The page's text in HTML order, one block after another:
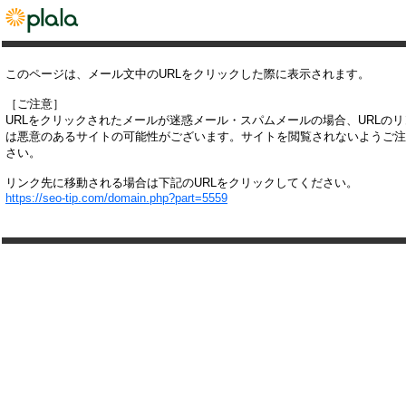
このページは、メール文中のURLをクリックした際に表示されます。
［ご注意］
URLをクリックされたメールが迷惑メール・スパムメールの場合、URLの
は悪意のあるサイトの可能性がございます。サイトを閲覧されないようご
さい。
リンク先に移動される場合は下記のURLをクリックしてください。
https://seo-tip.com/domain.php?part=5559